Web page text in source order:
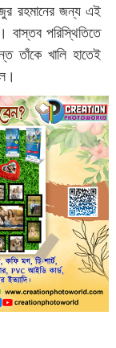
রহমানের জন্য এই
পরিস্থিতিতে
তাঁকে খালি হাতেই